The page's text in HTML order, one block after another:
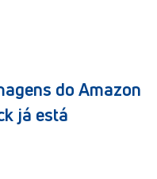
do Amazon
já está